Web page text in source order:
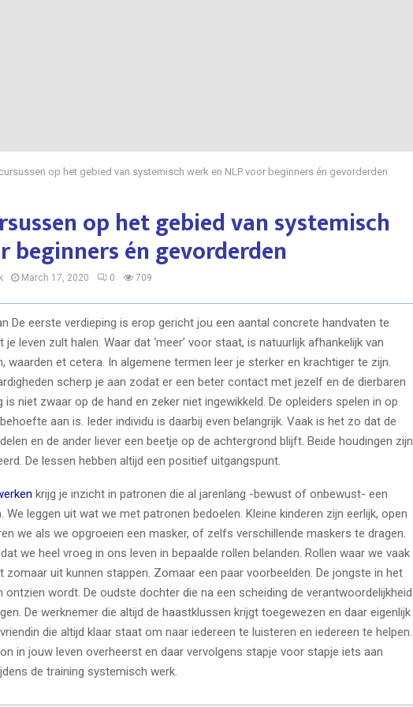
op het gebied van systemisch werk en NLP voor beginners én gevorderden
op het gebied van systemisch
beginners én gevorderden
March 17, 2020 0 709
De eerste verdieping is erop gericht jou een aantal concrete handvaten te
leven zult halen. Waar dat ‘meer’ voor staat, is natuurlijk afhankelijk van
waarden et cetera. In algemene termen leer je sterker en krachtiger te zijn.
scherp je aan zodat er een beter contact met jezelf en de dierbaren
niet zwaar op de hand en zeker niet ingewikkeld. De opleiders spelen in op
aan is. Ieder individu is daarbij even belangrijk. Vaak is het zo dat de
en de ander liever een beetje op de achtergrond blijft. Beide houdingen zijn
De lessen hebben altijd een positief uitgangspunt.
krijg je inzicht in patronen die al jarenlang -bewust of onbewust- een
We leggen uit wat we met patronen bedoelen. Kleine kinderen zijn eerlijk, open
we als we opgroeien een masker, of zelfs verschillende maskers te dragen.
we heel vroeg in ons leven in bepaalde rollen belanden. Rollen waar we vaak
uit kunnen stappen. Zomaar een paar voorbeelden. De jongste in het
ontzien wordt. De oudste dochter die na een scheiding de verantwoordelijkheid
De werknemer die altijd de haastklussen krijgt toegewezen en daar eigenlijk
die altijd klaar staat om naar iedereen te luisteren en iedereen te helpen.
in jouw leven overheerst en daar vervolgens stapje voor stapje iets aan
de training systemisch werk.